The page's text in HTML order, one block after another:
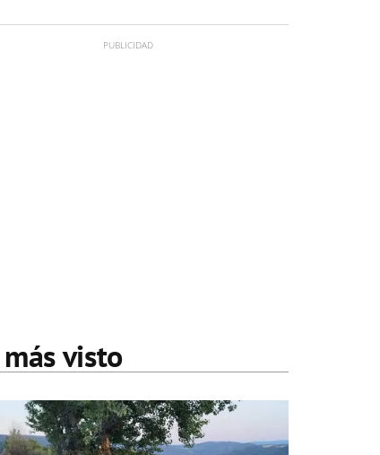
visto